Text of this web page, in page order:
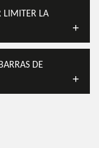
LIMITER LA
DE